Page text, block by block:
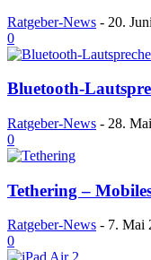
Ratgeber-News - 20.
0
Bluetooth-
Ratgeber-News - 28.
0
Tethering –
Ratgeber-News - 7. Mai
0